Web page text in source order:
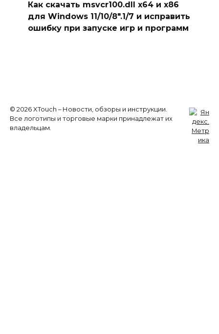
Как скачать msvcr100.dll x64 и x86
для Windows 11/10/8″.1/7 и исправить
ошибку при запуске игр и программ
© 2026 XTouch – Новости, обзоры и инструкции.
Все логотипы и торговые марки принадлежат их
владельцам.